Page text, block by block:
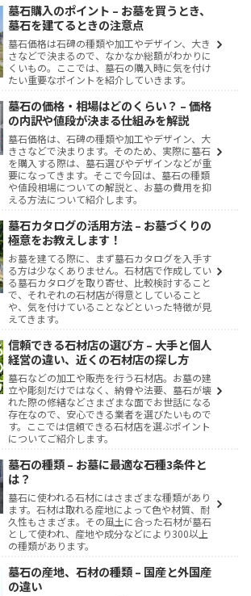
墓石購入のポイント – お墓を買うとき、
墓石を建てるときの注意点
墓石価格は石碑の種類や加工やデザイン、大き
さなどで決まるので、なかなか総額がわかりに
くいもの。ここでは、墓石の購入時に気を付け
たい重要なポイントを紹介していきます。
墓石の価格・相場はどのくらい？ – 価格
の内訳や値段が決まる仕組みを解説
墓石価格は、石碑の種類や加工やデザイン、大
きさなどで決まります。そのため、実際に墓石
を購入する際は、墓石選びやデザインなどが重
要になってきます。そこで今回は、墓石の種類
や値段相場についての解説と、お墓の費用を抑
える方法について紹介します。
墓石カタログの活用方法 – お墓づくりの
極意をお教えします！
お墓を建てる際に、まず墓石カタログを入手す
る方は少なくありません。石材店で作成してい
る墓石カタログを取り寄せ、比較検討すること
で、それぞれの石材店が得意としていること
や、気を付けていることなどといった特徴が見
えてきます。
信頼できる石材店の選び方 – 大手と個人
経営の違い、近くの石材店の探し方
墓石などの加工や販売を行う石材店。お墓の建
立や彫刻だけではなく、納骨や法要、墓石が壊
れた際の修繕などさまざまな面でお世話になる
存在なので、安心できる業者を選びたいもので
す。ここでは信頼できる石材店を選ぶポイント
についてご紹介します。
墓石の種類 – お墓に最適な石種3条件と
は？
墓石に使われる石材にはさまざまな種類があり
ます。石材は取れる産地によって色や材質、耐
久性もさまざま。その風土に合った石材が墓石
として使われ、産地や成分などにより300以上
の種類があります。
墓石の産地、石材の種類 – 国産と外国産
の違い